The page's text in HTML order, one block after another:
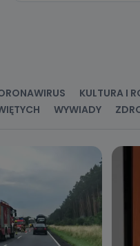
KULTURA I
WYWIADY